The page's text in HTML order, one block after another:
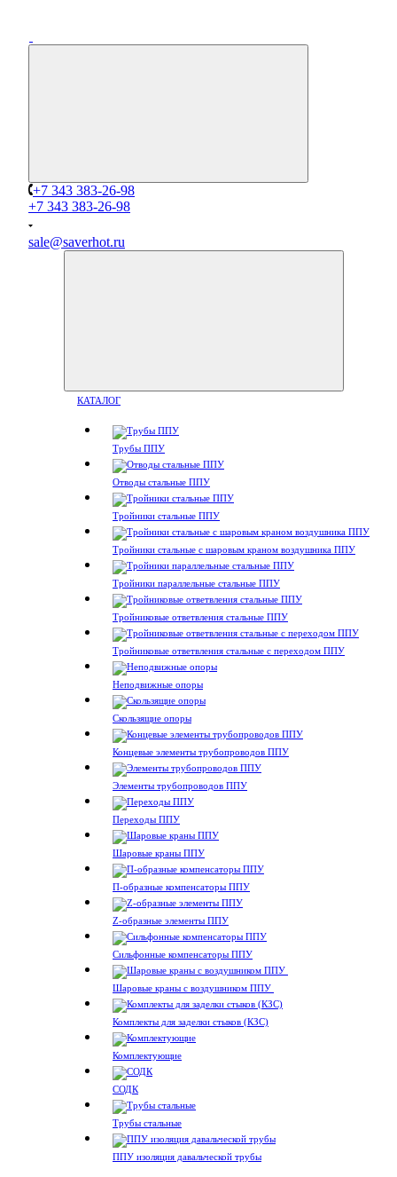
+7 343 383-26-98
+7 343 383-26-98
sale@saverhot.ru
КАТАЛОГ
Трубы ППУ
Отводы стальные ППУ
Тройники стальные ППУ
Тройники стальные с шаровым краном воздушника ППУ
Тройники параллельные стальные ППУ
Тройниковые ответвления стальные ППУ
Тройниковые ответвления стальные с переходом ППУ
Неподвижные опоры
Скользящие опоры
Концевые элементы трубопроводов ППУ
Элементы трубопроводов ППУ
Переходы ППУ
Шаровые краны ППУ
П-образные компенсаторы ППУ
Z-образные элементы ППУ
Сильфонные компенсаторы ППУ
Шаровые краны с воздушником ППУ
Комплекты для заделки стыков (КЗС)
Комплектующие
СОДК
Трубы стальные
ППУ изоляция давальческой трубы